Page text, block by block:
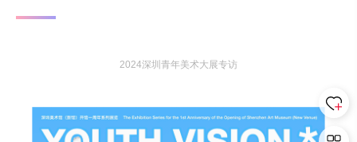
2024深圳青年美术大展专访